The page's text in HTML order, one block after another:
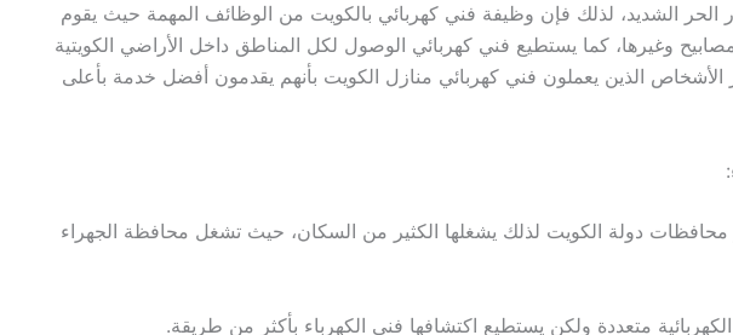
الحر الشديد، لذلك فإن وظيفة فني كهربائي بالكويت من الوظائف المهمة حيث يقوم
وغيرها، كما يستطيع فني كهربائي الوصول لكل المناطق داخل الأراضي الكويتية
الأشخاص الذين يعملون فني كهربائي منازل الكويت بأنهم يقدمون أفضل خدمة بأعلى
دولة الكويت لذلك يشغلها الكثير من السكان، حيث تشغل محافظة الجهراء
متعددة ولكن يستطيع اكتشافها فني الكهرباء بأكثر من طريقة.